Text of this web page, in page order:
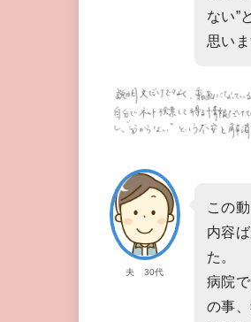
ない”
思いま
夫 30代
この
内容
た。
病院
の事